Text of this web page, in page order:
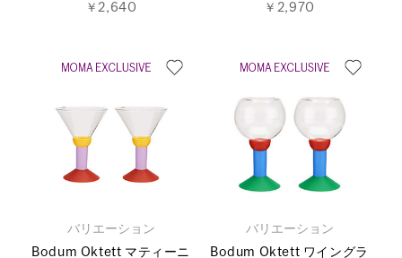
￥2,640
￥2,970
バリエーション
Bodum Oktett マティーニ
バリエーション
Bodum Oktett ワイングラ